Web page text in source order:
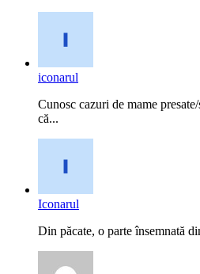
iconarul
Cunosc cazuri de mame
că...
Iconarul
Din păcate, o parte însemnată